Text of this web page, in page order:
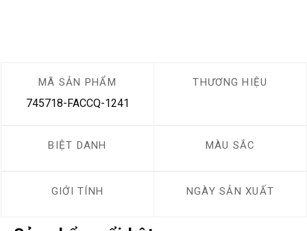
MÃ SẢN PHẨM
745718-FACCQ-1241
THƯƠNG HIỆU
BIỆT DANH MÀU SẮC
GIỚI TÍNH NGÀY SẢN XUẤT